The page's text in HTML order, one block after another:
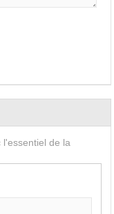
l'essentiel de la